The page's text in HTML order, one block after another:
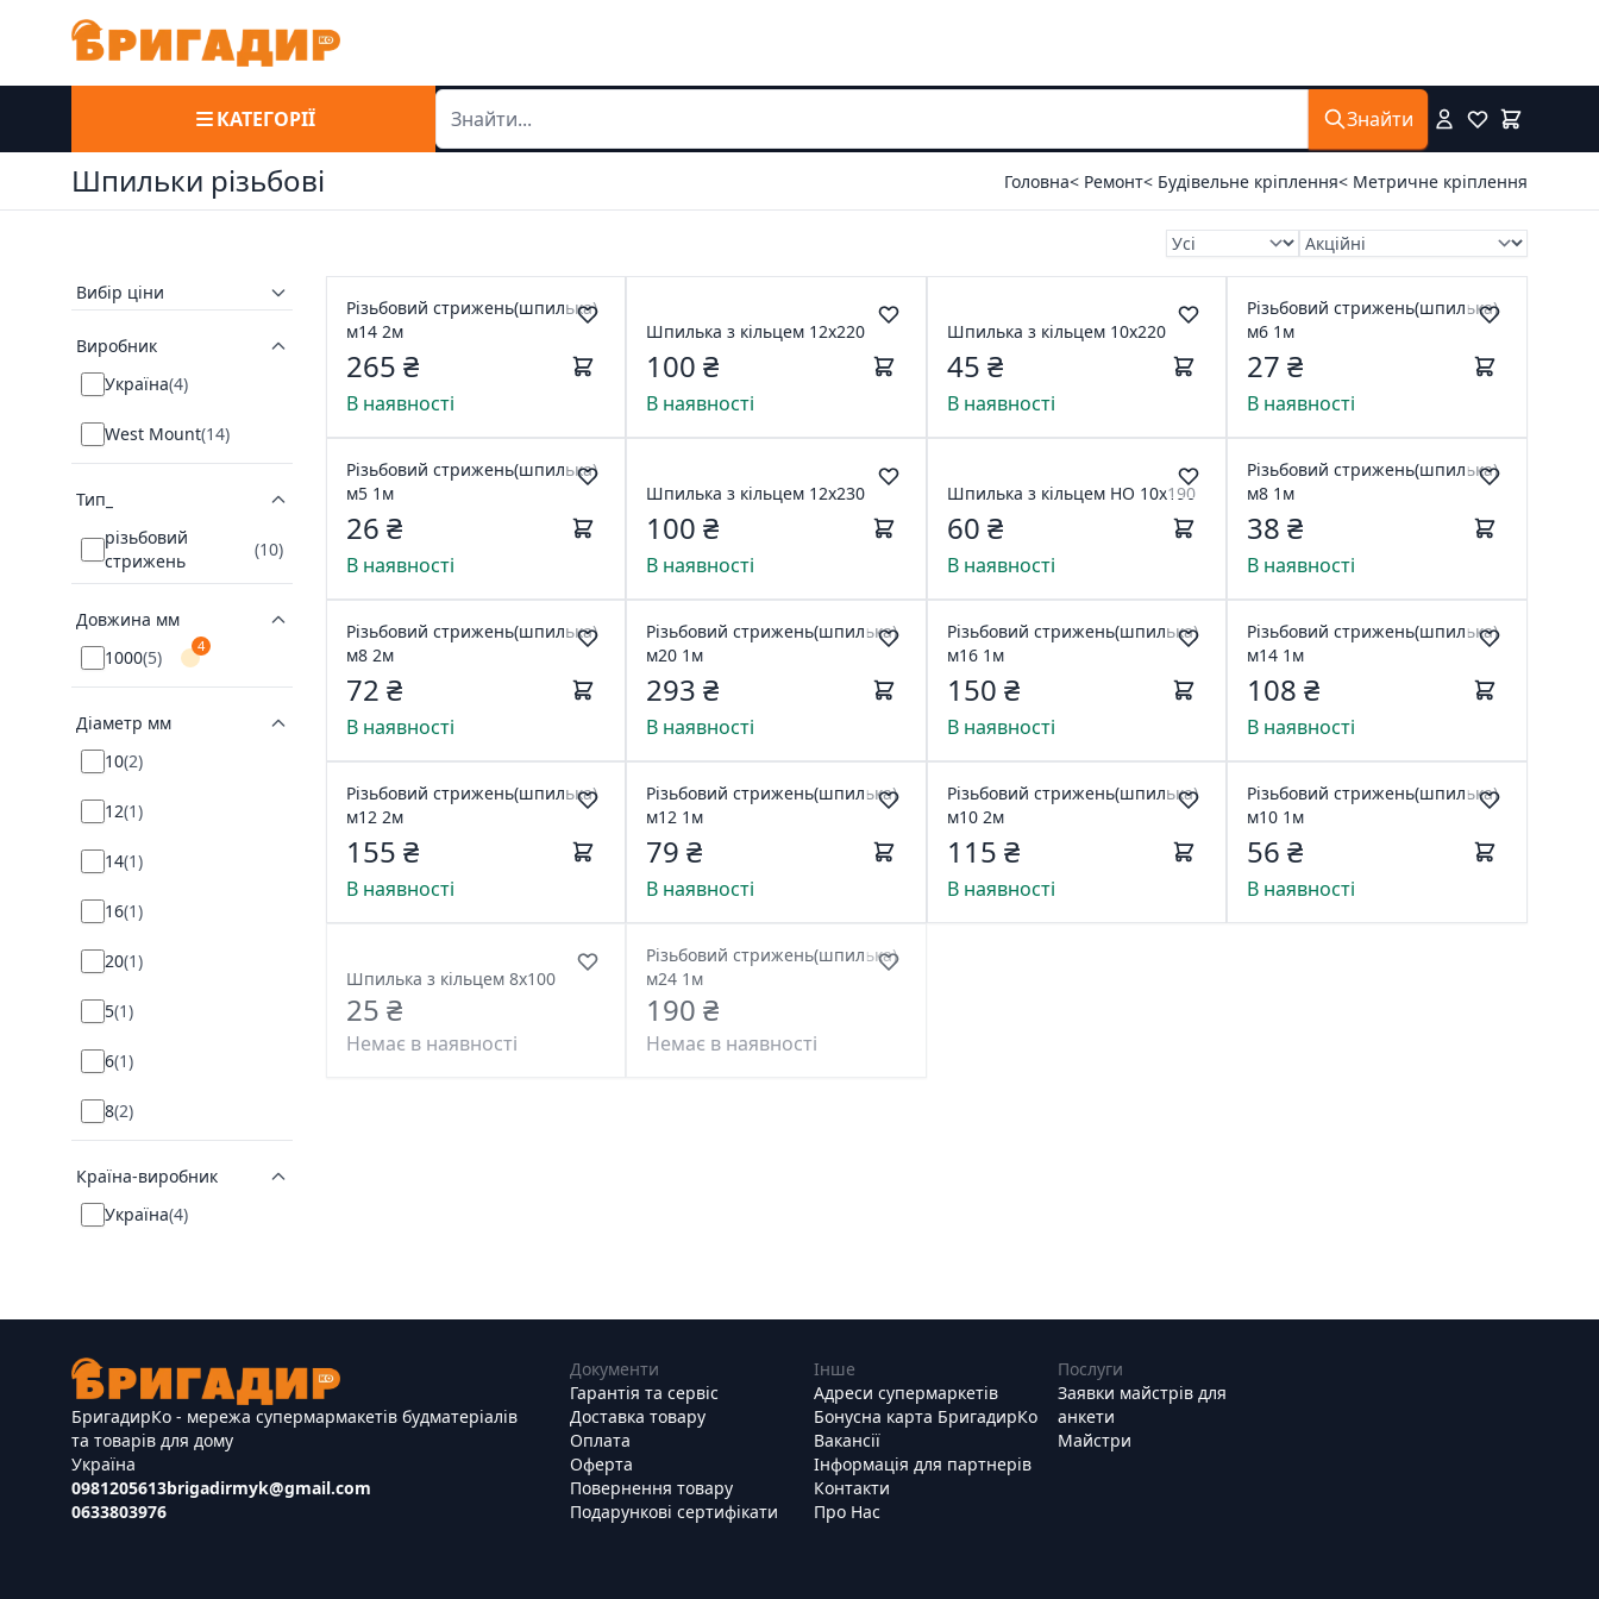
КАТЕГОРІЇ Знайти
Шпильки різьбові Головна< Ремонт< Будівельне кріплення< Метричне кріплення
Вибір ціни
Виробник
Україна(4)
West Mount(14)
Тип_
різьбовий
стрижень
(10)
Довжина мм
1000(5)
4
Діаметр мм
10(2)
12(1)
14(1)
16(1)
20(1)
5(1)
6(1)
8(2)
Країна-виробник
Україна(4)
Різьбовий стрижень(шпилька)
м14 2м
265 ₴
В наявності
Шпилька з кільцем 12х220
100 ₴
В наявності
Шпилька з кільцем 10х220
45 ₴
В наявності
Різьбовий стрижень(шпилька)
м6 1м
27 ₴
В наявності
Різьбовий стрижень(шпилька)
м5 1м
26 ₴
В наявності
Шпилька з кільцем 12х230
100 ₴
В наявності
Шпилька з кільцем НО 10х190
60 ₴
В наявності
Різьбовий стрижень(шпилька)
м8 1м
38 ₴
В наявності
Різьбовий стрижень(шпилька)
м8 2м
72 ₴
В наявності
Різьбовий стрижень(шпилька)
м20 1м
293 ₴
В наявності
Різьбовий стрижень(шпилька)
м16 1м
150 ₴
В наявності
Різьбовий стрижень(шпилька)
м14 1м
108 ₴
В наявності
Різьбовий стрижень(шпилька)
м12 2м
155 ₴
В наявності
Різьбовий стрижень(шпилька)
м12 1м
79 ₴
В наявності
Різьбовий стрижень(шпилька)
м10 2м
115 ₴
В наявності
Різьбовий стрижень(шпилька)
м10 1м
56 ₴
В наявності
Шпилька з кільцем 8х100
25 ₴
Немає в наявності
Різьбовий стрижень(шпилька)
м24 1м
190 ₴
Немає в наявності
БригадирКо - мережа супермармакетів будматеріалів
та товарів для дому
Україна
0981205613
0633803976
brigadirmyk@gmail.com
Документи
Гарантія та сервіс
Доставка товару
Оплата
Оферта
Повернення товару
Подарункові сертифікати
Інше
Адреси супермаркетів
Бонусна карта БригадирКо
Вакансії
Інформація для партнерів
Контакти
Про Нас
Послуги
Заявки майстрів для
анкети
Майстри